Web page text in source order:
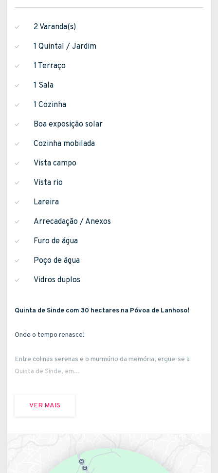
2 Varanda(s)
1 Quintal / Jardim
1 Terraço
1 Sala
1 Cozinha
Boa exposição solar
Cozinha mobilada
Vista campo
Vista rio
Lareira
Arrecadação / Anexos
Furo de água
Poço de água
Vidros duplos
Quinta de Sinde com 30 hectares na Póvoa de Lanhoso!
Onde o tempo renasce!
Entre colinas serenas e o murmúrio da memória, ergue-se a
Quinta de Sinde, em...
VER MAIS